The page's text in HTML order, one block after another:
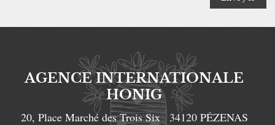
AGENCE INTERNATIONALE
HONIG
20, Place Marché des Trois Six 34120 PÉZENAS